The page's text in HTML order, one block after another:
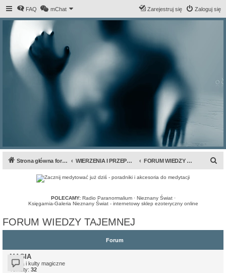
FAQ mChat Zaloguj się
Zarejestruj się
Strona główna forum WIERZENIA I PRZEPOWIEDNIE FORUM WIEDZY TAJEMNEJ
POLECAMY: Radio Paranormalium· Nieznany Świat·
Księgarnia-Galeria Nieznany Świat - internetowy sklep ezoteryczny online
FORUM WIEDZY TAJEMNEJ
Forum
MAGIA
Magia i kulty magiczne
Tematy: 32